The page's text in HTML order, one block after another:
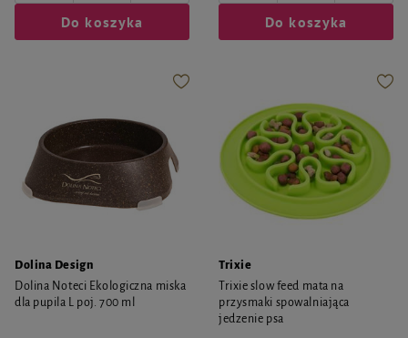
Do koszyka Do koszyka
Dolina Design
Dolina Noteci Ekologiczna miska
dla pupila L poj. 700 ml
Trixie
Trixie slow feed mata na
przysmaki spowalniająca
jedzenie psa